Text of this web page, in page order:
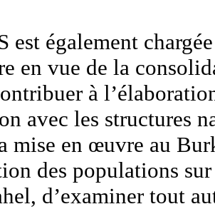
est également
en vue de la
à
avec les structures
mise en œuvre au
des populations
d’examiner tout